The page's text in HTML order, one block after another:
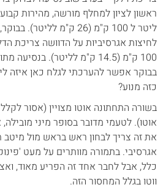
ליטר ל 100 ק"מ (26 ק"מ
100 ק"מ (14.5 ק"מ לליטר).
בבוקר אפשר להערכתי לגלח כאן איזה
כזה מנוע?
בשורה התחתונה אוטו מצויין (אסור
אוטו). לטעמי מדובר בסופר מיני
את זה צריך לבחון ראש בראש מול מיטב
אגרסיבי. בתמורה מוותרים על מעט
כלל, אבל לחבר אחד זה הפריע מאוד,
ווטו בגלל המחסור הזה.